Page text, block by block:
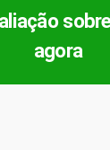
agora